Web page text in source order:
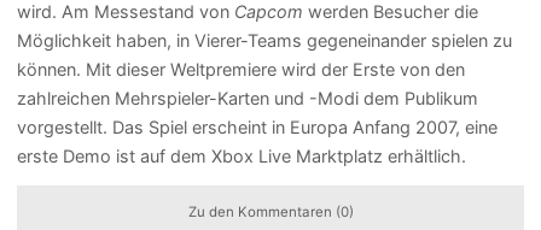
wird. Am Messestand von Capcom werden Besucher die
Möglichkeit haben, in Vierer-Teams gegeneinander spielen zu
können. Mit dieser Weltpremiere wird der Erste von den
zahlreichen Mehrspieler-Karten und -Modi dem Publikum
vorgestellt. Das Spiel erscheint in Europa Anfang 2007, eine
erste Demo ist auf dem Xbox Live Marktplatz erhältlich.
Zu den Kommentaren (0)